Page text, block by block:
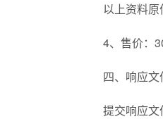
以上资料原
4、售价：
四、响应文
提交响应